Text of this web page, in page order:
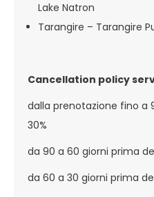
Lake Natron
Tarangire – Tarangire
Cancellation policy
dalla prenotazione fino a
30%
da 90 a 60 giorni prima
da 60 a 30 giorni prima